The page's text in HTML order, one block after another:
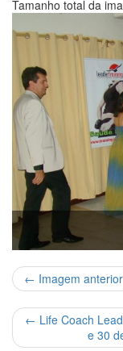
Tamanho total da
← Imagem anterior
← Life Coach
e 30